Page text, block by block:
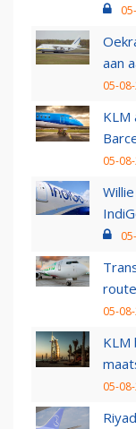
aan
05-
KLM
05-
05-
KLM
05-